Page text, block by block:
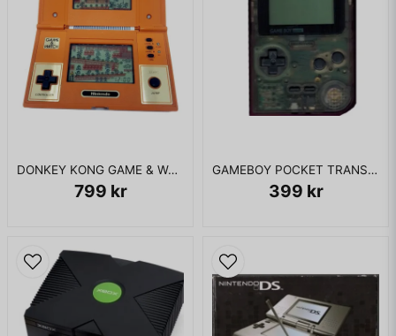
DONKEY KONG GAME & WATCH
799 kr
GAMEBOY POCKET TRANSPARENT
399 kr